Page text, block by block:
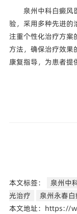
泉州中科白癜风
验，采用多种先进的
注重个性化治疗方案
方法，确保治疗效
康复指导，为患者提
本文标签： 泉州中
光治疗
泉州永春
本文地址：https://